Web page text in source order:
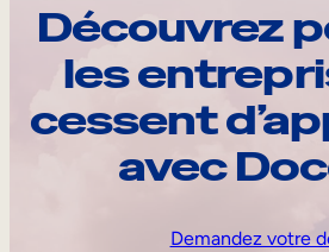
Découvrez
les
cessent
avec
Demandez votre